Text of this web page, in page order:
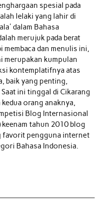
spesial pada
lelaki yang lahir di
dalam Bahasa
merujuk pada berat
membaca dan menulis ini,
merupakan kumpulan
kontemplatifnya atas
baik yang penting,
ini tinggal di Cikarang
orang anaknya,
Blog Internasional
tahun 2010 blog
favorit pengguna internet
Bahasa Indonesia.